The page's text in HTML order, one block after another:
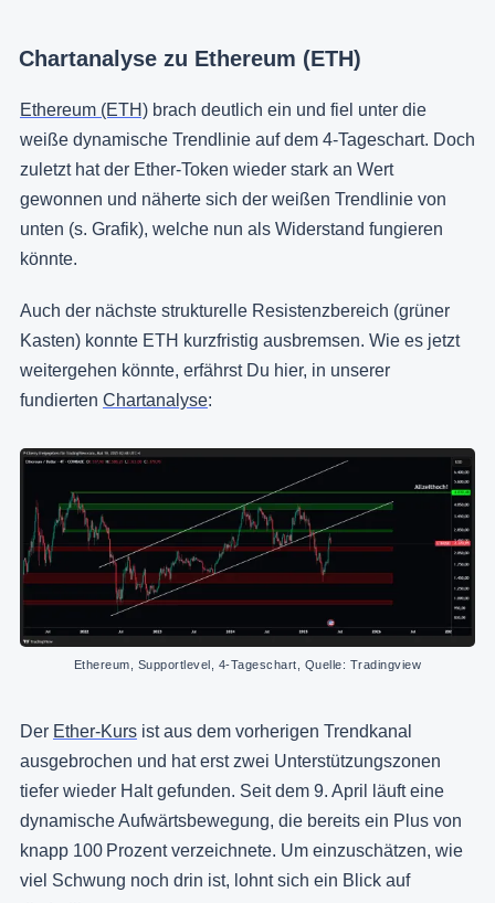
Chartanalyse zu Ethereum (ETH)
Ethereum (ETH) brach deutlich ein und fiel unter die
weiße dynamische Trendlinie auf dem 4-Tageschart. Doch
zuletzt hat der Ether-Token wieder stark an Wert
gewonnen und näherte sich der weißen Trendlinie von
unten (s. Grafik), welche nun als Widerstand fungieren
könnte.
Auch der nächste strukturelle Resistenzbereich (grüner
Kasten) konnte ETH kurzfristig ausbremsen. Wie es jetzt
weitergehen könnte, erfährst Du hier, in unserer
fundierten Chartanalyse:
Ethereum, Supportlevel, 4-Tageschart, Quelle: Tradingview
Der Ether-Kurs ist aus dem vorherigen Trendkanal
ausgebrochen und hat erst zwei Unterstützungszonen
tiefer wieder Halt gefunden. Seit dem 9. April läuft eine
dynamische Aufwärtsbewegung, die bereits ein Plus von
knapp 100 Prozent verzeichnete. Um einzuschätzen, wie
viel Schwung noch drin ist, lohnt sich ein Blick auf